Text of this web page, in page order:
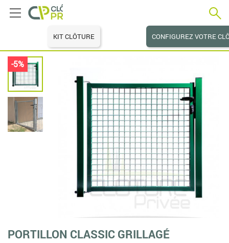
KIT CLÔTURE CONFIGUREZ VOTRE
-5%
PORTILLON CLASSIC GRILLAGÉ